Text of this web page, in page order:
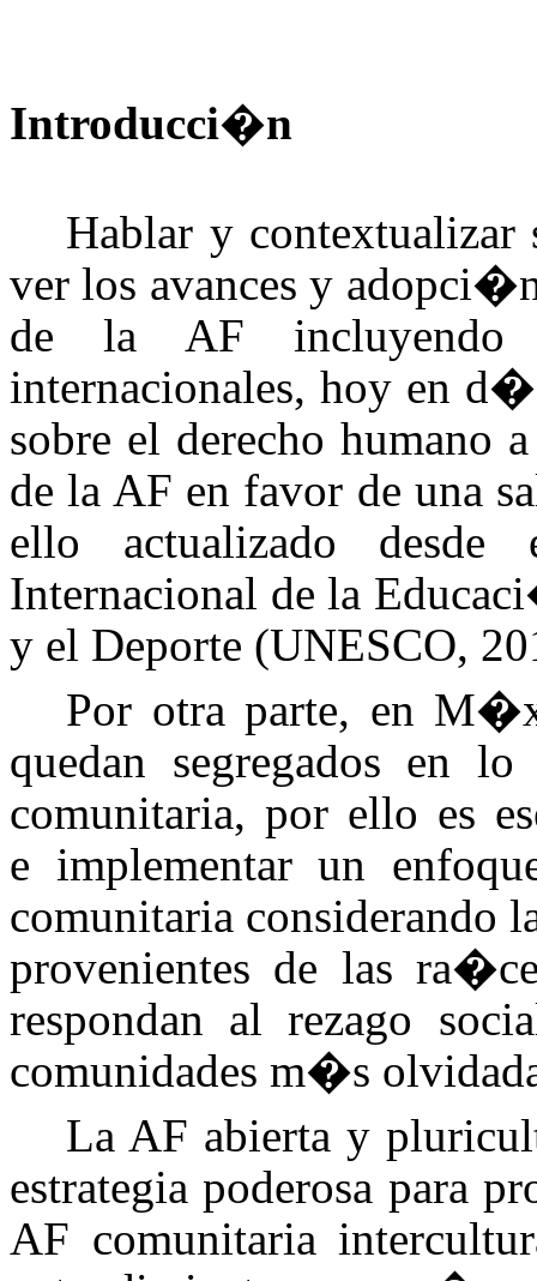
Introducci�n
Hablar y
ver los avances y
de la AF incluyendo
internacionales, hoy en
sobre el derecho
de la AF en favor de una
ello actualizado
Internacional de la
y el Deporte (UNESCO,
Por otra parte, en
quedan segregados en
comunitaria, por ello es
e implementar un
comunitaria considerando
provenientes de las
respondan al rezago
comunidades m�s
La AF abierta y
estrategia poderosa para
AF comunitaria